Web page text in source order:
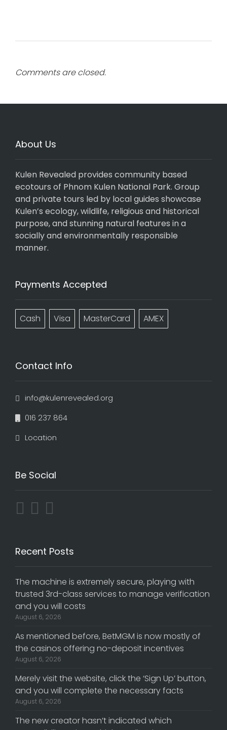
Comments are closed.
About Us
Kulen Revealed provides community based
ecotours of Phnom Kulen National Park. Group
and private tours led by local guides showcase
Kulen’s ecology, wildlife, religious and historical
purpose, and stunning natural features in a
socially and environmentally responsible
manner.
Payments Accepted
Cash Visa MasterCard AMEX
Contact Info
info@kulenrevealed.org
016 237 864
Location
Be Social
Recent Posts
The machine is extremely secure, playing with
trusted 3rd-class services to manage verification
and you will costs
August 6, 2026
As mentioned before, BetMGM is now mostly of
the casinos offering no-deposit incentives
August 6, 2026
Merely visit the website, click the ‘Sign Up’ button,
and you will complete the necessary facts
August 6, 2026
The new creator hasn’t indicated which